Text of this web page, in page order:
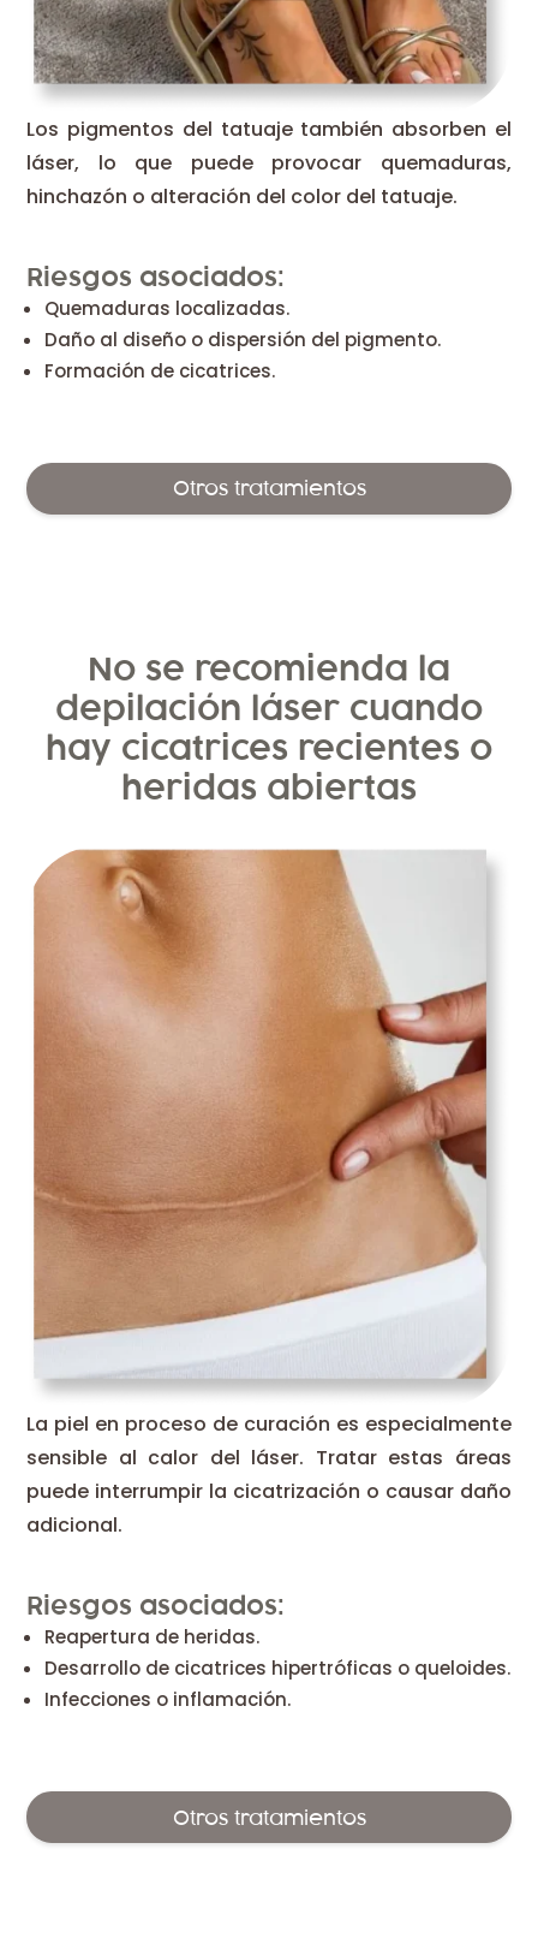
Los pigmentos del tatuaje también absorben el
láser, lo que puede provocar quemaduras,
hinchazón o alteración del color del tatuaje.
Riesgos asociados:
Quemaduras localizadas.
Daño al diseño o dispersión del pigmento.
Formación de cicatrices.
Otros tratamientos
No se recomienda la
depilación láser cuando
hay cicatrices recientes o
heridas abiertas
La piel en proceso de curación es especialmente
sensible al calor del láser. Tratar estas áreas
puede interrumpir la cicatrización o causar daño
adicional.
Riesgos asociados:
Reapertura de heridas.
Desarrollo de cicatrices hipertróficas o queloides.
Infecciones o inflamación.
Otros tratamientos